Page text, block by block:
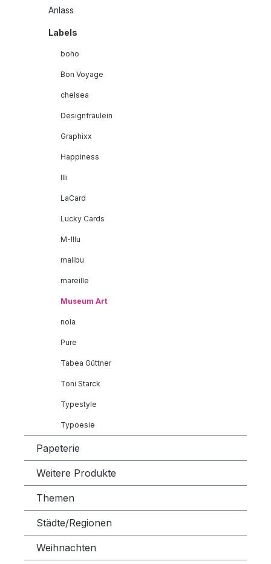
Anlass
Labels
boho
Bon Voyage
chelsea
Designfräulein
Graphixx
Happiness
Illi
LaCard
Lucky Cards
M-Illu
malibu
mareille
Museum Art
nola
Pure
Tabea Güttner
Toni Starck
Typestyle
Typoesie
Papeterie
Weitere Produkte
Themen
Städte/Regionen
Weihnachten